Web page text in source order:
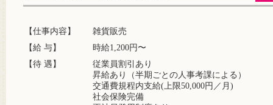
【仕事内容】
雑貨販売
【給 与】
時給1,200円〜
【待 遇】
従業員割引あり
昇給あり（半期ごとの人事考課による）
交通費規程内支給(上限50,000円／月)
社会保険完備